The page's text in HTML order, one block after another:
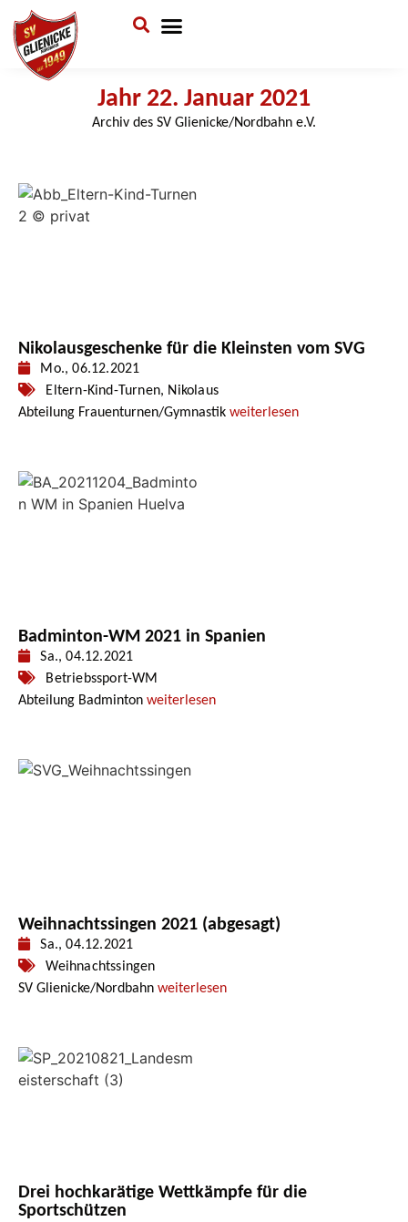
Jahr 22. Januar 2021
Archiv des SV Glienicke/Nordbahn e.V.
Nikolausgeschenke für die Kleinsten vom SVG
Mo., 06.12.2021
Eltern-Kind-Turnen, Nikolaus
Abteilung Frauenturnen/Gymnastik weiterlesen
Badminton-WM 2021 in Spanien
Sa., 04.12.2021
Betriebssport-WM
Abteilung Badminton weiterlesen
Weihnachtssingen 2021 (abgesagt)
Sa., 04.12.2021
Weihnachtssingen
SV Glienicke/Nordbahn weiterlesen
Drei hochkarätige Wettkämpfe für die
Sportschützen